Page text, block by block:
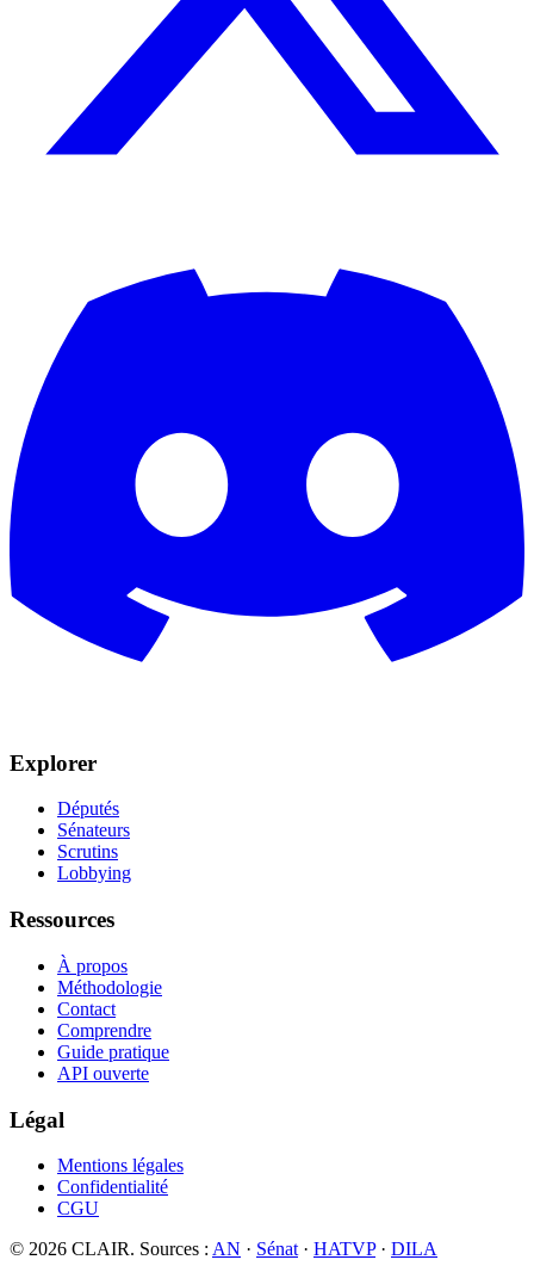
Explorer
Députés
Sénateurs
Scrutins
Lobbying
Ressources
À propos
Méthodologie
Contact
Comprendre
Guide pratique
API ouverte
Légal
Mentions légales
Confidentialité
CGU
© 2026 CLAIR. Sources : AN · Sénat · HATVP· DILA